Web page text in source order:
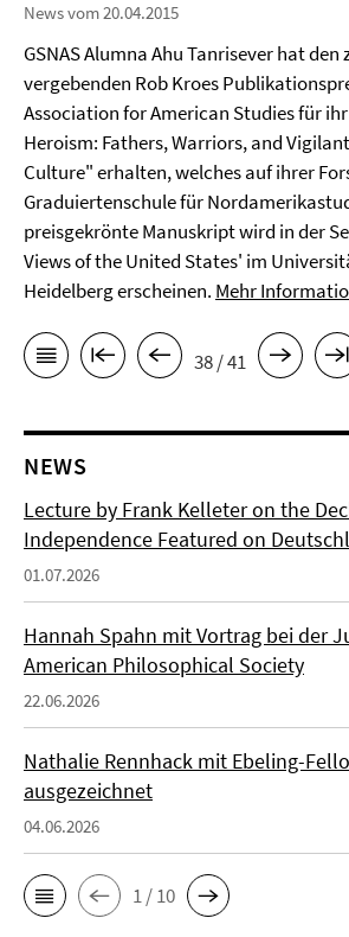
News vom 20.04.2015
GSNAS Alumna Ahu Tanrisever hat den
vergebenden Rob Kroes
Association for American Studies für
Heroism: Fathers, Warriors, and
Culture" erhalten, welches auf ihrer
Graduiertenschule für
preisgekrönte Manuskript wird in der
Views of the United States' im
Heidelberg erscheinen. Mehr
38 / 41
NEWS
Lecture by Frank Kelleter on the
Independence Featured on
01.07.2026
Hannah Spahn mit Vortrag bei der
American Philosophical Society
22.06.2026
Nathalie Rennhack mit Ebeling-
ausgezeichnet
04.06.2026
1 / 10